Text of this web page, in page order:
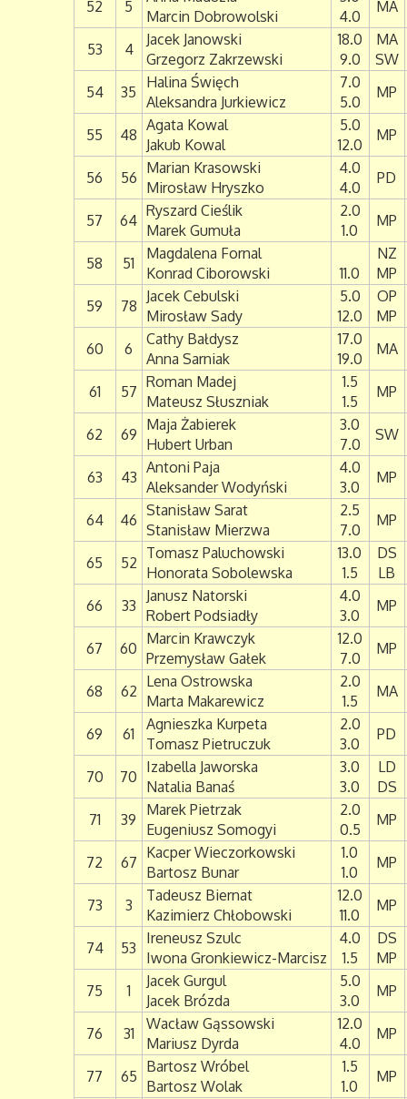
52 5
Marcin Dobrowolski
4.0
MA
53 4
Jacek Janowski
Grzegorz Zakrzewski
18.0
9.0
MA
SW
54
35
Halina Święch
Aleksandra Jurkiewicz
7.0
5.0
MP
55 48
Agata Kowal
Jakub Kowal
5.0
12.0
MP
56 56
Marian Krasowski
Mirosław Hryszko
4.0
4.0
PD
57 64
Ryszard Cieślik
Marek Gumuła
2.0
1.0
MP
58 51
Magdalena Fornal
Konrad Ciborowski
11.0
NZ
MP
59
78
Jacek Cebulski
Mirosław Sady
5.0
12.0
OP
MP
60
6
Cathy Bałdysz
Anna Sarniak
17.0
19.0
MA
61 57
Roman Madej
Mateusz Słuszniak
1.5
1.5
MP
62 69
Maja Żabierek
Hubert Urban
3.0
7.0
SW
63 43
Antoni Paja
Aleksander Wodyński
4.0
3.0
MP
64 46
Stanisław Sarat
Stanisław Mierzwa
2.5
7.0
MP
65 52
Tomasz Paluchowski
Honorata Sobolewska
13.0
1.5
DS
LB
66
33
Janusz Natorski
Robert Podsiadły
4.0
3.0
MP
67 60
Marcin Krawczyk
Przemysław Gałek
12.0
7.0
MP
68 62
Lena Ostrowska
Marta Makarewicz
2.0
1.5
MA
69 61
Agnieszka Kurpeta
Tomasz Pietruczuk
2.0
3.0
PD
70 70
Izabella Jaworska
Natalia Banaś
3.0
3.0
LD
DS
71
39
Marek Pietrzak
Eugeniusz Somogyi
2.0
0.5
MP
72 67
Kacper Wieczorkowski
Bartosz Bunar
1.0
1.0
MP
73 3
Tadeusz Biernat
Kazimierz Chłobowski
12.0
11.0
MP
74 53
Ireneusz Szulc
Iwona Gronkiewicz-Marcisz
4.0
1.5
DS
MP
75
1
Jacek Gurgul
Jacek Brózda
5.0
3.0
MP
76 31
Wacław Gąssowski
Mariusz Dyrda
12.0
4.0
MP
77 65
Bartosz Wróbel
Bartosz Wolak
1.5
1.0
MP